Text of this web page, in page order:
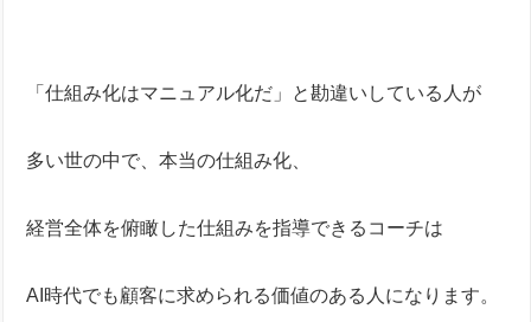
「仕組み化はマニュアル化だ」と勘違いしている人が
多い世の中で、本当の仕組み化、
経営全体を俯瞰した仕組みを指導できるコーチは
AI時代でも顧客に求められる価値のある人になります。